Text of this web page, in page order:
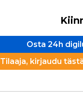
Osta 24h
Tilaaja, kirjaudu